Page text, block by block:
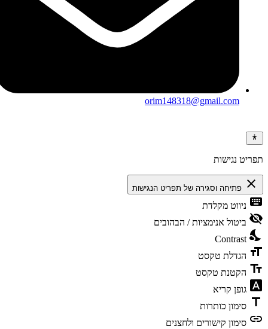
orim148318@gmail.com
נגישות
close פתיחה וסגירה של תפריט הנגישות
ניווט מקלדת
ביטול אנימציות / הבהובים
Contrast
הגדלת טקסט
הקטנת טקסט
גופן קריא
סימון כותרות
סימון קישורים ולחצנים